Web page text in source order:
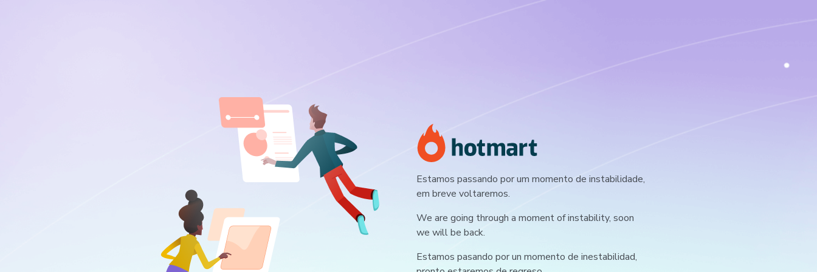
Estamos passando por um momento de instabilidade,
em breve voltaremos.
We are going through a moment of instability, soon
we will be back.
Estamos pasando por un momento de inestabilidad,